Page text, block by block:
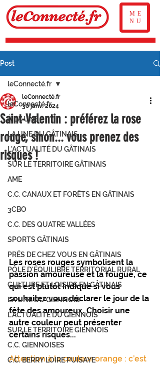
ME
NU
Post
leConnecté.fr
À LA UNE
LA UNE DU GÂTINAIS
L'ACTUALITÉ DU GÂTINAIS
SUR LE TERRITOIRE GÂTINAIS
AME
C.C. CANAUX ET FORÊTS EN GÂTINAIS
3CBO
C.C. DES QUATRE VALLÉES
SPORTS GÂTINAIS
PRÉS DE CHEZ VOUS EN GÂTINAIS
PÔLE D'ÉQUILIBRE TERRITORIAL RURAL
CULTURE ET LOISIRS EN GÂTINAIS
LA UNE DU GIENNOIS
L'ACTUALITÉ DU GIENNOIS
SUR LE TERRITOIRE GIENNOIS
C.C. GIENNOISES
C.C. BERRY LOIRE PUISAYE
leConnecté.fr
Saint-Valentin : préférez la rose
rouge, sinon... vous prenez des
risques !
leConnecté.fr
30 janv. 2024
Les roses rouges symbolisent la
passion amoureuse et la fougue, ce
qui est plutôt indiqué si vous
souhaitez vous déclarer le jour de la
fête des amoureux. Choisir une
autre couleur peut présenter
certains risques...
Attention à la couleur orange : c’est